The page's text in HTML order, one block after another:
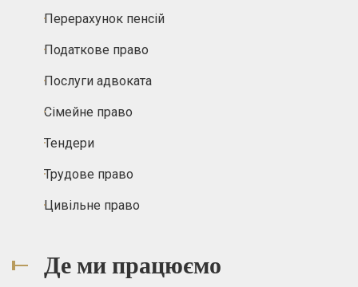
Перерахунок пенсій
Податкове право
Послуги адвоката
Сімейне право
Тендери
Трудове право
Цивільне право
Де ми працюємо